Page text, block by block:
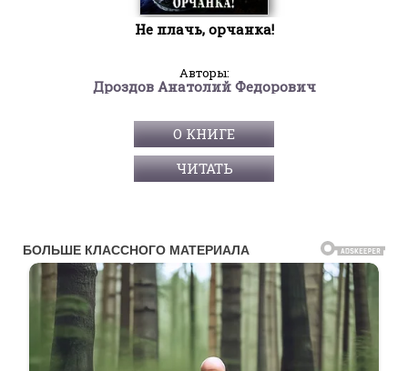
Не плачь, орчанка!
Авторы:
Дроздов Анатолий Федорович
О КНИГЕ
ЧИТАТЬ